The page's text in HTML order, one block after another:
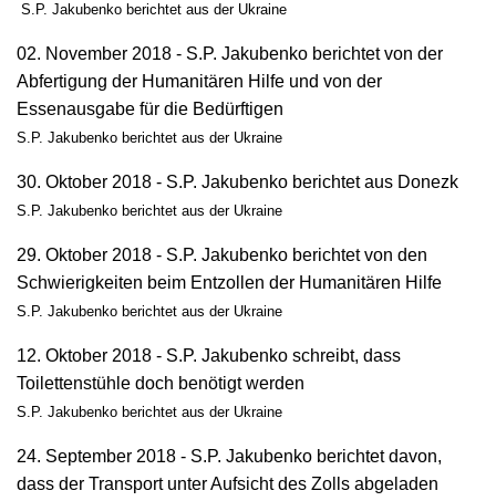
S.P. Jakubenko berichtet aus der Ukraine
02. November 2018 - S.P. Jakubenko berichtet von der
Abfertigung der Humanitären Hilfe und von der
Essenausgabe für die Bedürftigen
S.P. Jakubenko berichtet aus der Ukraine
30. Oktober 2018 - S.P. Jakubenko berichtet aus Donezk
S.P. Jakubenko berichtet aus der Ukraine
29. Oktober 2018 - S.P. Jakubenko berichtet von den
Schwierigkeiten beim Entzollen der Humanitären Hilfe
S.P. Jakubenko berichtet aus der Ukraine
12. Oktober 2018 - S.P. Jakubenko schreibt, dass
Toilettenstühle doch benötigt werden
S.P. Jakubenko berichtet aus der Ukraine
24. September 2018 - S.P. Jakubenko berichtet davon,
dass der Transport unter Aufsicht des Zolls abgeladen